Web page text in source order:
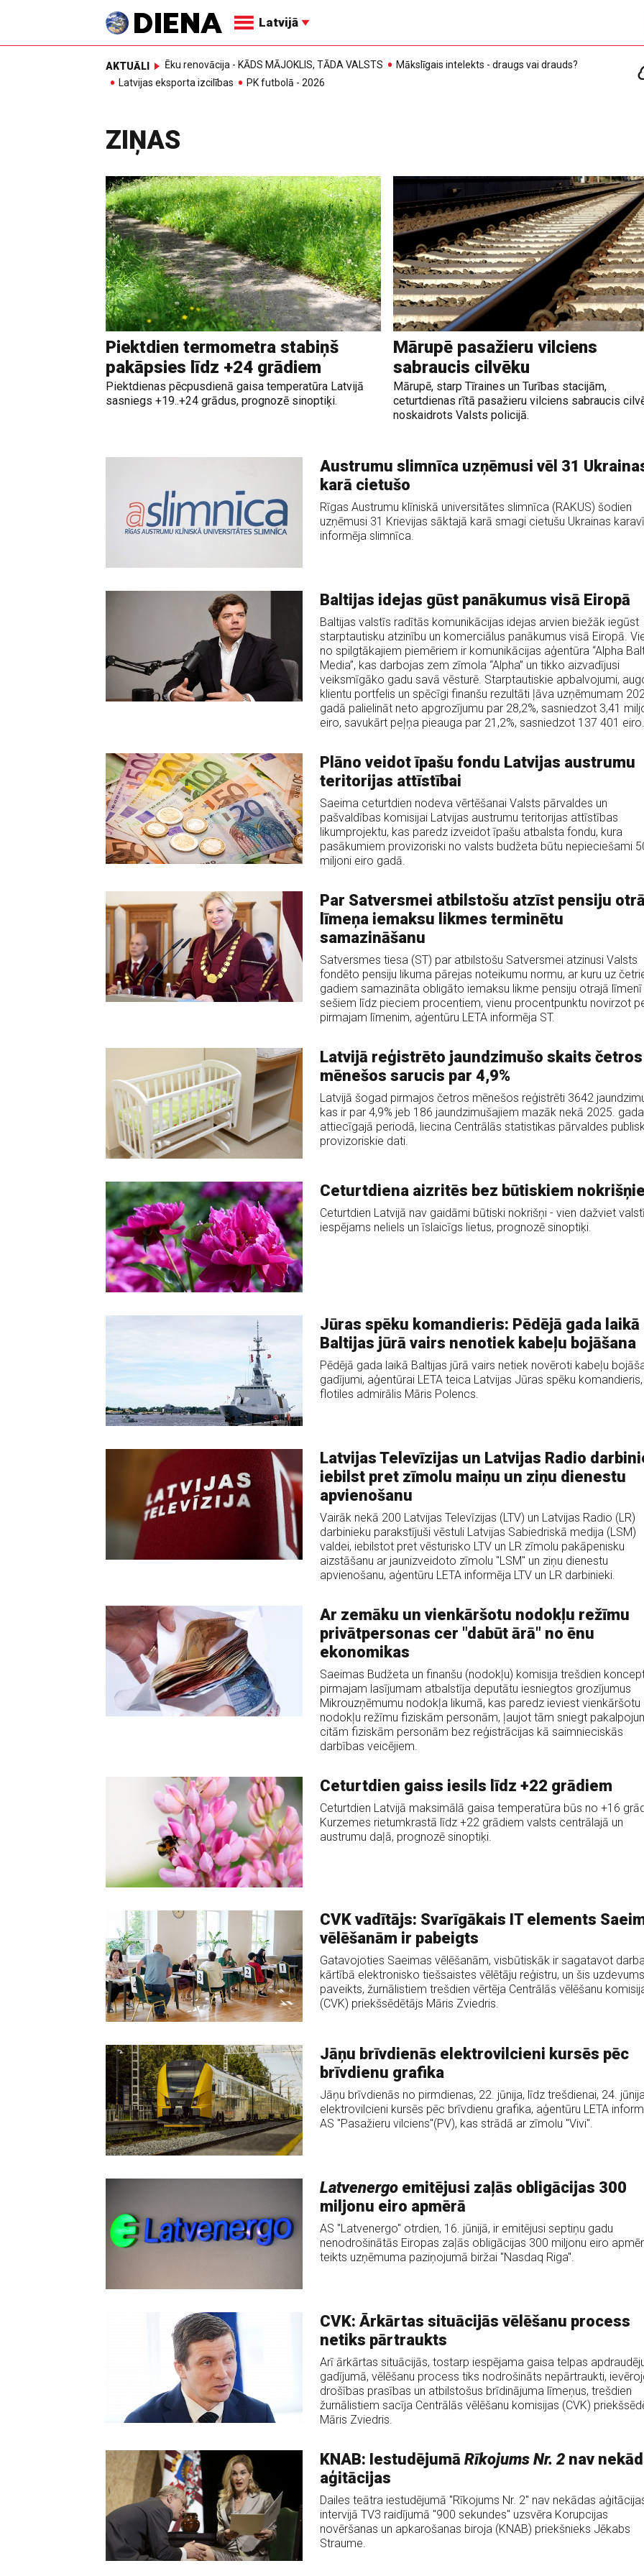
Latvijā
AKTUĀLI Ēku renovācija - KĀDS MĀJOKLIS, TĀDA VALSTS
Mākslīgais intelekts - draugs vai drauds?
Latvijas eksporta izcilības
PK futbolā - 2026
ZIŅAS
Piektdien termometra stabiņš
pakāpsies līdz +24 grādiem
Piektdienas pēcpusdienā gaisa temperatūra Latvijā
sasniegs +19..+24 grādus, prognozē sinoptiķi.
Mārupē pasažieru vilciens
sabraucis cilvēku
Mārupē, starp Tīraines un Turības stacijām,
ceturtdienas rītā pasažieru vilciens sabraucis
noskaidrots Valsts policijā.
Austrumu slimnīca uzņēmusi vēl 31
karā cietušo
Rīgas Austrumu klīniskā universitātes slimnīca (RAKUS) šodien
uzņēmusi 31 Krievijas sāktajā karā smagi cietušu Ukrainas
informēja slimnīca.
Baltijas idejas gūst panākumus visā Eiropā
Baltijas valstīs radītās komunikācijas idejas arvien biežāk iegūst
starptautisku atzinību un komerciālus panākumus visā Eiropā.
no spilgtākajiem piemēriem ir komunikācijas aģentūra “Alpha
Media”, kas darbojas zem zīmola “Alpha” un tikko aizvadījusi
veiksmīgāko gadu savā vēsturē. Starptautiskie apbalvojumi,
klientu portfelis un spēcīgi finanšu rezultāti ļāva uzņēmumam
gadā palielināt neto apgrozījumu par 28,2%, sasniedzot 3,41
eiro, savukārt peļņa pieauga par 21,2%, sasniedzot 137 401 eiro.
Plāno veidot īpašu fondu Latvijas austrumu
teritorijas attīstībai
Saeima ceturtdien nodeva vērtēšanai Valsts pārvaldes un
pašvaldības komisijai Latvijas austrumu teritorijas attīstības
likumprojektu, kas paredz izveidot īpašu atbalsta fondu, kura
pasākumiem provizoriski no valsts budžeta būtu nepieciešami
miljoni eiro gadā.
Par Satversmei atbilstošu atzīst pensiju otrā
līmeņa iemaksu likmes terminētu
samazināšanu
Satversmes tiesa (ST) par atbilstošu Satversmei atzinusi Valsts
fondēto pensiju likuma pārejas noteikumu normu, ar kuru uz
gadiem samazināta obligāto iemaksu likme pensiju otrajā līmenī
sešiem līdz pieciem procentiem, vienu procentpunktu novirzot
pirmajam līmenim, aģentūru LETA informēja ST.
Latvijā reģistrēto jaundzimušo skaits četros
mēnešos sarucis par 4,9%
Latvijā šogad pirmajos četros mēnešos reģistrēti 3642
kas ir par 4,9% jeb 186 jaundzimušajiem mazāk nekā 2025. gada
attiecīgajā periodā, liecina Centrālās statistikas pārvaldes
provizoriskie dati.
Ceturtdiena aizritēs bez būtiskiem
Ceturtdien Latvijā nav gaidāmi būtiski nokrišņi - vien dažviet
iespējams neliels un īslaicīgs lietus, prognozē sinoptiķi.
Jūras spēku komandieris: Pēdējā gada laikā
Baltijas jūrā vairs nenotiek kabeļu bojāšana
Pēdējā gada laikā Baltijas jūrā vairs netiek novēroti kabeļu
gadījumi, aģentūrai LETA teica Latvijas Jūras spēku komandieris,
flotiles admirālis Māris Polencs.
Latvijas Televīzijas un Latvijas Radio
iebilst pret zīmolu maiņu un ziņu dienestu
apvienošanu
Vairāk nekā 200 Latvijas Televīzijas (LTV) un Latvijas Radio (LR)
darbinieku parakstījuši vēstuli Latvijas Sabiedriskā medija (LSM)
valdei, iebilstot pret vēsturisko LTV un LR zīmolu pakāpenisku
aizstāšanu ar jaunizveidoto zīmolu "LSM" un ziņu dienestu
apvienošanu, aģentūru LETA informēja LTV un LR darbinieki.
Ar zemāku un vienkāršotu nodokļu režīmu
privātpersonas cer "dabūt ārā" no ēnu
ekonomikas
Saeimas Budžeta un finanšu (nodokļu) komisija trešdien
pirmajam lasījumam atbalstīja deputātu iesniegtos grozījumus
Mikrouzņēmumu nodokļa likumā, kas paredz ieviest vienkāršotu
nodokļu režīmu fiziskām personām, ļaujot tām sniegt
citām fiziskām personām bez reģistrācijas kā saimnieciskās
darbības veicējiem.
Ceturtdien gaiss iesils līdz +22 grādiem
Ceturtdien Latvijā maksimālā gaisa temperatūra būs no +16
Kurzemes rietumkrastā līdz +22 grādiem valsts centrālajā un
austrumu daļā, prognozē sinoptiķi.
CVK vadītājs: Svarīgākais IT elements
vēlēšanām ir pabeigts
Gatavojoties Saeimas vēlēšanām, visbūtiskāk ir sagatavot
kārtībā elektronisko tiešsaistes vēlētāju reģistru, un šis
paveikts, žurnālistiem trešdien vērtēja Centrālās vēlēšanu
(CVK) priekšsēdētājs Māris Zviedris.
Jāņu brīvdienās elektrovilcieni kursēs pēc
brīvdienu grafika
Jāņu brīvdienās no pirmdienas, 22. jūnija, līdz trešdienai, 24.
elektrovilcieni kursēs pēc brīvdienu grafika, aģentūru LETA
AS "Pasažieru vilciens"(PV), kas strādā ar zīmolu "Vivi".
Latvenergoemitējusi zaļās obligācijas 300
miljonu eiro apmērā
AS "Latvenergo" otrdien, 16. jūnijā, ir emitējusi septiņu gadu
nenodrošinātās Eiropas zaļās obligācijas 300 miljonu eiro
teikts uzņēmuma paziņojumā biržai "Nasdaq Riga".
CVK: Ārkārtas situācijās vēlēšanu process
netiks pārtraukts
Arī ārkārtas situācijās, tostarp iespējama gaisa telpas
gadījumā, vēlēšanu process tiks nodrošināts nepārtraukti,
drošības prasības un atbilstošus brīdinājuma līmeņus, trešdien
žurnālistiem sacīja Centrālās vēlēšanu komisijas (CVK)
Māris Zviedris.
KNAB: Iestudējumā Rīkojums Nr. 2nav
aģitācijas
Dailes teātra iestudējumā "Rīkojums Nr. 2" nav nekādas
intervijā TV3 raidījumā "900 sekundes" uzsvēra Korupcijas
novēršanas un apkarošanas biroja (KNAB) priekšnieks Jēkabs
Straume.